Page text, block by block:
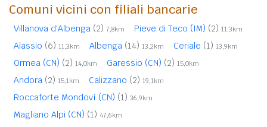
Comuni vicini con filiali bancarie
Villanova d'Albenga (2) 7,8km Pieve di Teco (IM) (2) 11,3km
Alassio (6) 11,3km Albenga (14) 13,2km Ceriale (1) 13,9km
Ormea (CN) (2) 14,0km Garessio (CN) (2) 15,0km
Andora (2) 15,1km Calizzano (2) 19,1km
Roccaforte Mondovì (CN) (1) 36,9km
Magliano Alpi (CN) (1) 47,6km